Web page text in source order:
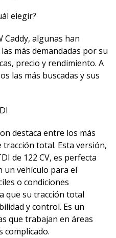
elegir?
Caddy, algunas han
más demandadas por su
precio y rendimiento. A
las más buscadas y sus
destaca entre los más
total. Esta versión,
de 122 CV, es perfecta
un vehículo para el
o condiciones
que su tracción total
y control. Es un
que trabajan en áreas
complicado.